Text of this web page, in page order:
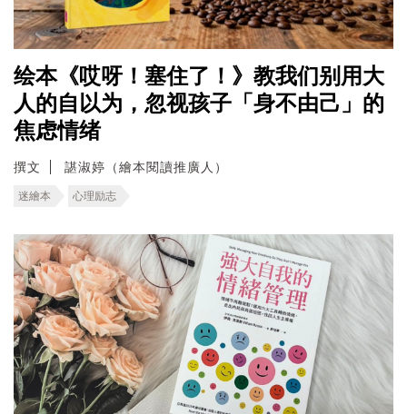
绘本《哎呀！塞住了！》教我们别用大
人的自以为，忽视孩子「身不由己」的
焦虑情绪
撰文 諶淑婷（繪本閱讀推廣人）
迷繪本 心理励志